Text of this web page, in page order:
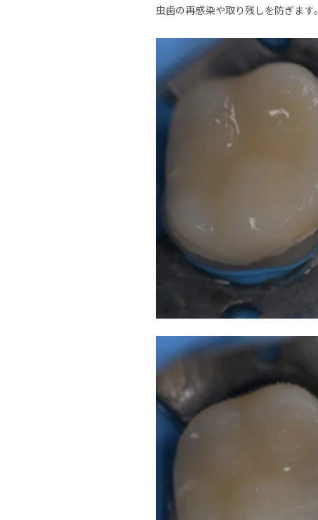
虫歯の再感染や取り残しを防ぎます。